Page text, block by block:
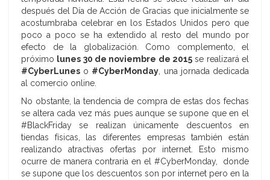
después del Día de Acción de Gracias que inicialmente se
acostumbraba celebrar en los Estados Unidos pero que
poco a poco se ha extendido al resto del mundo por
efecto de la globalización. Como complemento, el
próximo lunes 30 de noviembre de 2015 se realizará el
#CyberLunes o #CyberMonday, una jornada dedicada
al comercio online.
No obstante, la tendencia de compra de estas dos fechas
se altera cada vez más pues aunque se supone que en el
#BlackFriday se realizan únicamente descuentos en
tiendas físicas, las diferentes empresas también están
realizando atractivas ofertas por internet. Esto mismo
ocurre de manera contraria en el #CyberMonday, donde
se supone que los descuentos son por internet pero en la